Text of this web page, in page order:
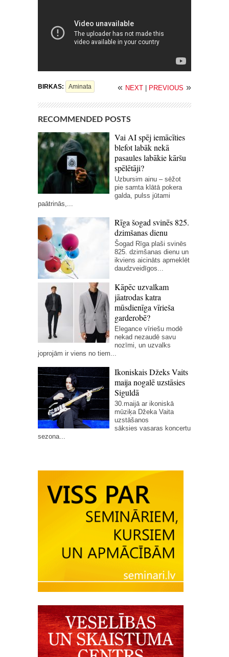
BIRKAS: Aminata « NEXT PREVIOUS »
RECOMMENDED POSTS
Vai AI spēj iemācīties
blefot labāk nekā
pasaules labākie kāršu
spēlētāji?
Uzbursim ainu – sēžot
pie samta klātā pokera
galda, pulss jūtami
paātrinās,...
Rīga šogad svinēs 825.
dzimšanas dienu
Šogad Rīga plaši svinēs
825. dzimšanas dienu un
ikviens aicināts apmeklēt
daudzveidīgos...
Kāpēc uzvalkam
jāatrodas katra
mūsdienīga vīrieša
garderobē?
Elegance vīriešu modē
nekad nezaudē savu
nozīmi, un uzvalks
joprojām ir viens no tiem...
Ikoniskais Džeks Vaits
maija nogalē uzstāsies
Siguldā
30.maijā ar ikoniskā
mūziķa Džeka Vaita
uzstāšanos
sāksies vasaras koncertu
sezona...